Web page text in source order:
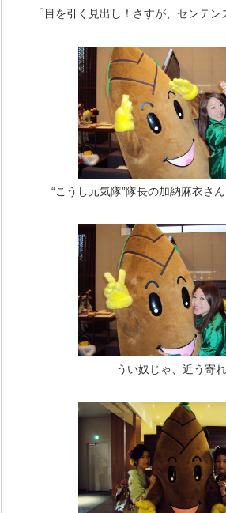
「目を引く見出し！さすが、センテン
“こうし元気隊”隊長の加納麻衣さん
うい奴じゃ、近う寄